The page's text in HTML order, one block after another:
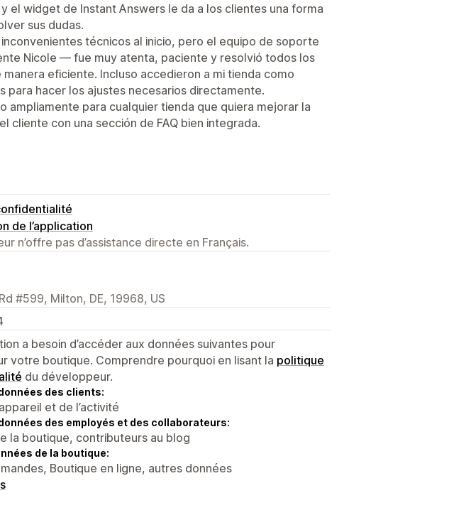
el widget de Instant Answers le da a los clientes una forma
sus dudas.
técnicos al inicio, pero el equipo de soporte
Nicole — fue muy atenta, paciente y resolvió todos los
eficiente. Incluso accedieron a mi tienda como
para hacer los ajustes necesarios directamente.
ampliamente para cualquier tienda que quiera mejorar la
cliente con una sección de FAQ bien integrada.
de l’application
n’offre pas d’assistance directe en Français.
#599, Milton, DE, 19968, US
a besoin d’accéder aux données suivantes pour
votre boutique. Comprendre pourquoi en lisant la politique
du développeur.
des clients:
et de l’activité
des employés et des collaborateurs:
la boutique, contributeurs au blog
de la boutique:
Boutique en ligne, autres données